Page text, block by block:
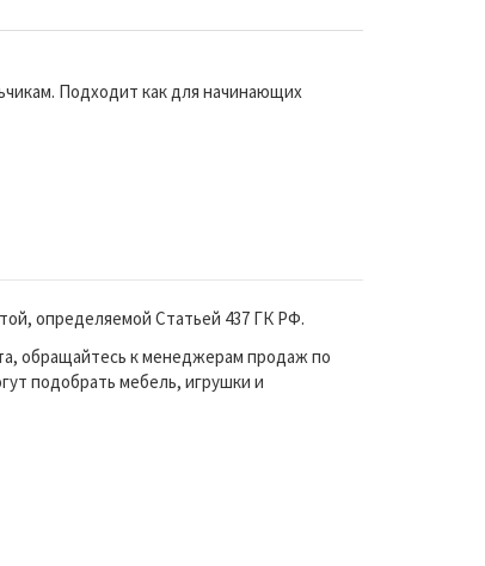
Подходит как для начинающих
определяемой Статьей 437 ГК РФ.
обращайтесь к менеджерам продаж по
подобрать мебель, игрушки и